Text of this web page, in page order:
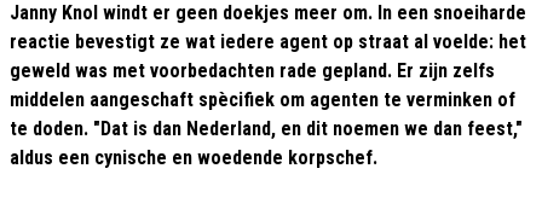
Janny Knol windt er geen doekjes meer om. In een snoeiharde
reactie bevestigt ze wat iedere agent op straat al voelde: het
geweld was met voorbedachten rade gepland. Er zijn zelfs
middelen aangeschaft spècifiek om agenten te verminken of
te doden. "Dat is dan Nederland, en dit noemen we dan feest,"
aldus een cynische en woedende korpschef.